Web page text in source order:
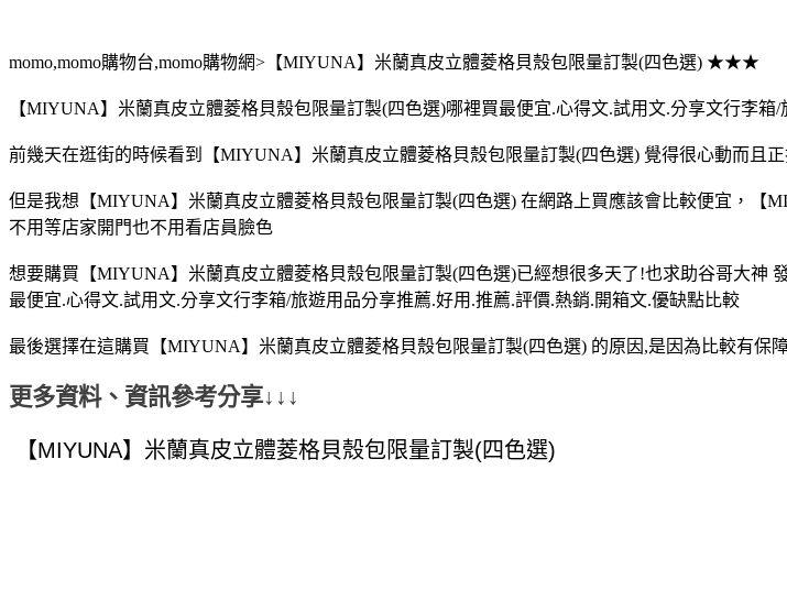
momo,momo購物台,momo購物網>【MIYUNA】米蘭真皮立體菱格貝殼包限量訂製(四色選) ★★★
【MIYUNA】米蘭真皮立體菱格貝殼包限量訂製(四色選)哪裡買最便宜.心得文.試用文.分享文行李
前幾天在逛街的時候看到【MIYUNA】米蘭真皮立體菱格貝殼包限量訂製(四色選) 覺得很心動而且
但是我想【MIYUNA】米蘭真皮立體菱格貝殼包限量訂製(四色選) 在網路上買應該會比較便宜，【
不用等店家開門也不用看店員臉色
想要購買【MIYUNA】米蘭真皮立體菱格貝殼包限量訂製(四色選)已經想很多天了!也求助谷哥大
最便宜.心得文.試用文.分享文行李箱/旅遊用品分享推薦.好用.推薦.評價.熱銷.開箱文.優缺點比較
最後選擇在這購買【MIYUNA】米蘭真皮立體菱格貝殼包限量訂製(四色選) 的原因,是因為比較有保
更多資料、資訊參考分享↓↓↓